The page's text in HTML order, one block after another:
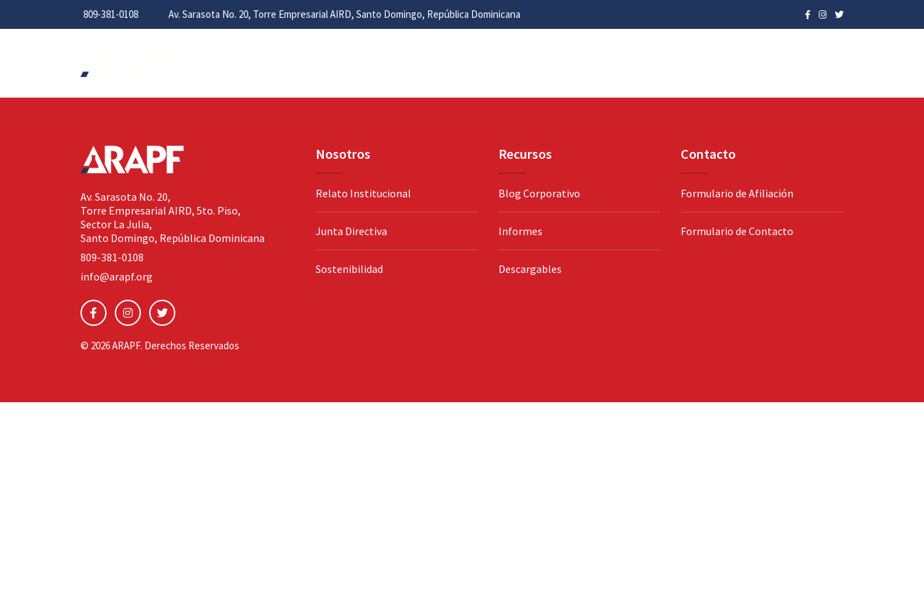
809-381-0108 Av. Sarasota No. 20, Torre Empresarial AIRD, Santo Domingo, República Dominicana
Av. Sarasota No. 20,
Torre Empresarial AIRD, 5to. Piso,
Sector La Julia,
Santo Domingo, República Dominicana
809-381-0108
info@arapf.org
Nosotros
Relato Institucional
Junta Directiva
Sostenibilidad
Recursos
Blog Corporativo
Informes
Descargables
Contacto
Formulario de Afiliación
Formulario de Contacto
© 2026 ARAPF. Derechos Reservados